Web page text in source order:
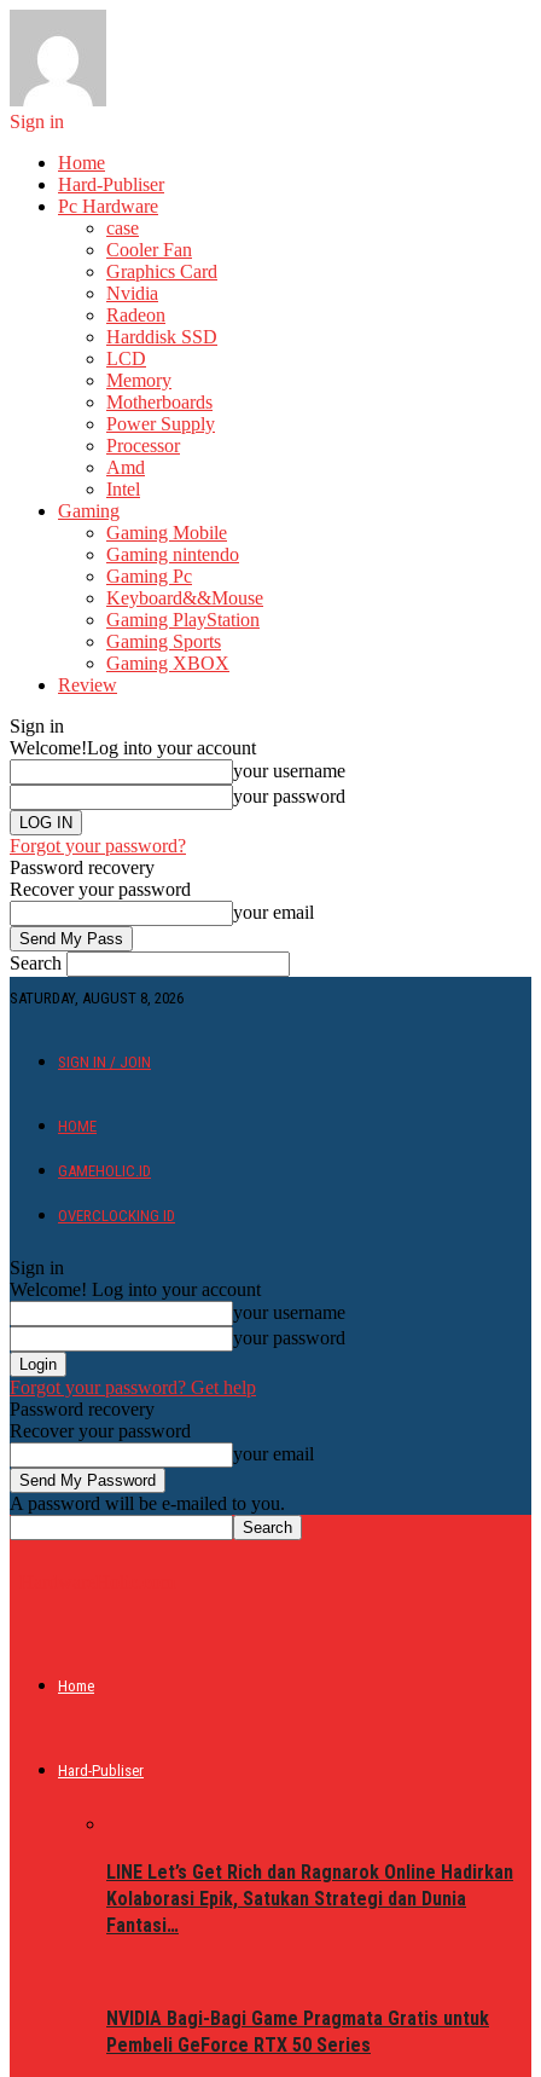
Sign in
Home
Hard-Publiser
Pc Hardware
case
Cooler Fan
Graphics Card
Nvidia
Radeon
Harddisk SSD
LCD
Memory
Motherboards
Power Supply
Processor
Amd
Intel
Gaming
Gaming Mobile
Gaming nintendo
Gaming Pc
Keyboard&&Mouse
Gaming PlayStation
Gaming Sports
Gaming XBOX
Review
Sign in
Welcome!Log into your account
your username
your password
Forgot your password?
Password recovery
Recover your password
your email
Search
SATURDAY, AUGUST 8, 2026
SIGN IN / JOIN
HOME
GAMEHOLIC.ID
OVERCLOCKING ID
Sign in
Welcome! Log into your account
your username
your password
Forgot your password? Get help
Password recovery
Recover your password
your email
A password will be e-mailed to you.
Home
Hard-Publiser
LINE Let’s Get Rich dan Ragnarok Online Hadirkan
Kolaborasi Epik, Satukan Strategi dan Dunia
Fantasi…
NVIDIA Bagi-Bagi Game Pragmata Gratis untuk
Pembeli GeForce RTX 50 Series